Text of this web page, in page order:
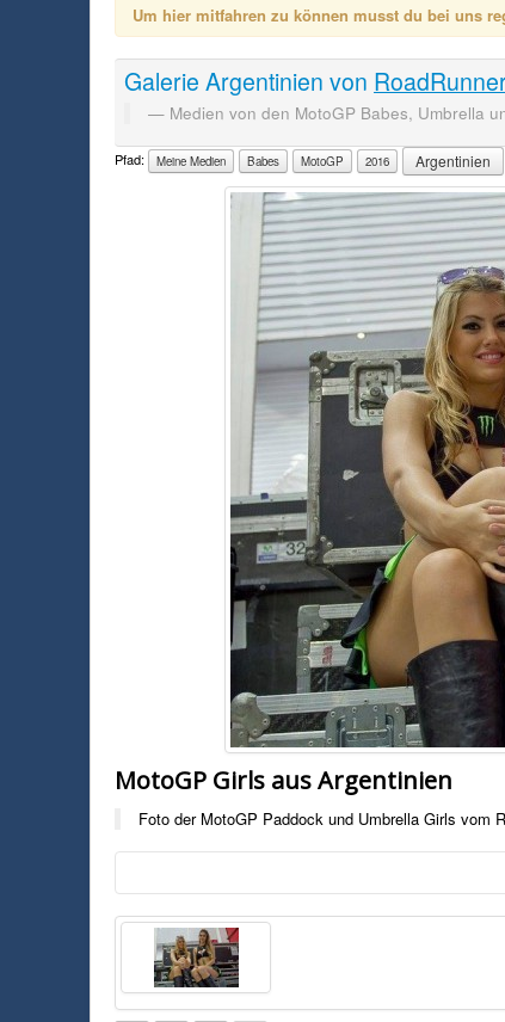
Um hier mitfahren zu können musst du bei uns
Galerie Argentinien von
Medien von den MotoGP Babes, Umbrella
Pfad: Meine Medien Babes MotoGP 2016 Argentinien
MotoGP Girls aus Argentinien
Foto der MotoGP Paddock und Umbrella Girls vom
Foto:Motoblog.it
Foto der MotoGP Paddock und Umbrella Girls vom Rennen aus